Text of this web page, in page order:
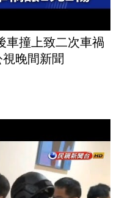
車撞上致二次車禍
視晚間新聞